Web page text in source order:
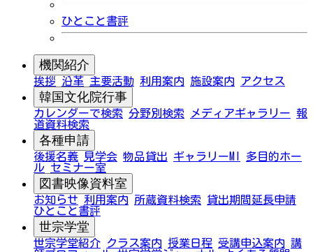
ひとこと書評
機関紹介
挨拶 沿革 主要活動 利用案内 施設案内 アクセス
韓国文化院行事
カレンダーで検索 分野別検索 メディアギャラリー 報
道資料検索
各種申請
後援名義 見学会 物品貸出 ギャラリーMI
多目的ホー
ル セミナー室
図書映像資料室
お知らせ 利用案内 所蔵資料検索
貸出期間延長申請
ひとこと書評
世宗学堂
世宗学堂紹介 クラス案内 授業日程 受講申込案内 講